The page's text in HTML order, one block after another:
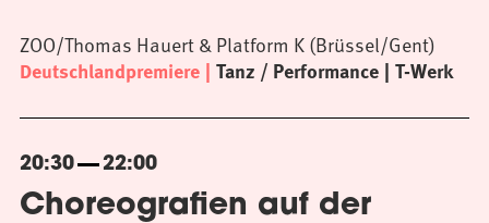
Deutschlandpremiere Tanz / Performance T-Werk
ZOO/Thomas Hauert & Platform K (Brüssel/Gent)
20:30 22:00
Choreografien auf der